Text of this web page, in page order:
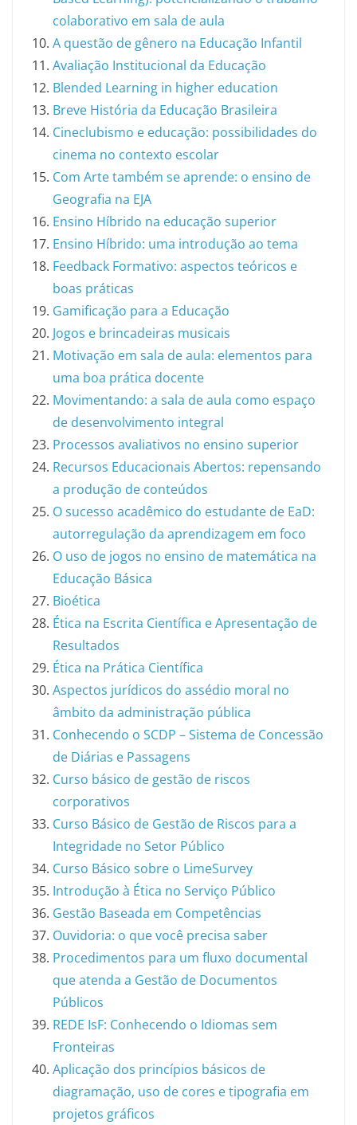
colaborativo em sala de aula
A questão de gênero na Educação Infantil
Avaliação Institucional da Educação
Blended Learning in higher education
Breve História da Educação Brasileira
Cineclubismo e educação: possibilidades do
cinema no contexto escolar
Com Arte também se aprende: o ensino de
Geografia na EJA
Ensino Híbrido na educação superior
Ensino Híbrido: uma introdução ao tema
Feedback Formativo: aspectos teóricos e
boas práticas
Gamificação para a Educação
Jogos e brincadeiras musicais
Motivação em sala de aula: elementos para
uma boa prática docente
Movimentando: a sala de aula como espaço
de desenvolvimento integral
Processos avaliativos no ensino superior
Recursos Educacionais Abertos: repensando
a produção de conteúdos
O sucesso acadêmico do estudante de EaD:
autorregulação da aprendizagem em foco
O uso de jogos no ensino de matemática na
Educação Básica
Bioética
Ética na Escrita Científica e Apresentação de
Resultados
Ética na Prática Científica
Aspectos jurídicos do assédio moral no
âmbito da administração pública
Conhecendo o SCDP – Sistema de Concessão
de Diárias e Passagens
Curso básico de gestão de riscos
corporativos
Curso Básico de Gestão de Riscos para a
Integridade no Setor Público
Curso Básico sobre o LimeSurvey
Introdução à Ética no Serviço Público
Gestão Baseada em Competências
Ouvidoria: o que você precisa saber
Procedimentos para um fluxo documental
que atenda a Gestão de Documentos
Públicos
REDE IsF: Conhecendo o Idiomas sem
Fronteiras
Aplicação dos princípios básicos de
diagramação, uso de cores e tipografia em
projetos gráficos